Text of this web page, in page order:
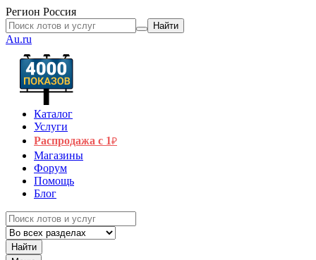
Регион Россия
Найти
Au.ru
Каталог
Услуги
Распродажа с 1₽
Магазины
Форум
Помощь
Блог
Найти